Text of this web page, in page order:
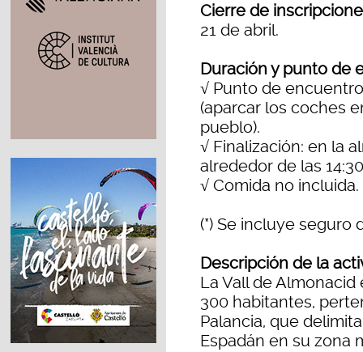
Cierre de
21 de abril.
Duración y punto de
√ Punto de
(aparcar los coches
pueblo).
√ Finalización: en la
alrededor de las
√ Comida no incluida.
(*) Se incluye seguro
Descripción de la
La Vall de
300 habitantes,
Palancia, que
Espadán en su zona